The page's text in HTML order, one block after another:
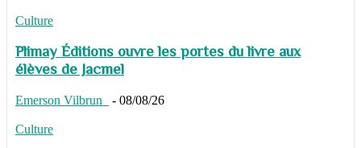
Culture
Plimay Éditions ouvre les portes du livre aux
élèves de Jacmel
Emerson Vilbrun - 08/08/26
Culture